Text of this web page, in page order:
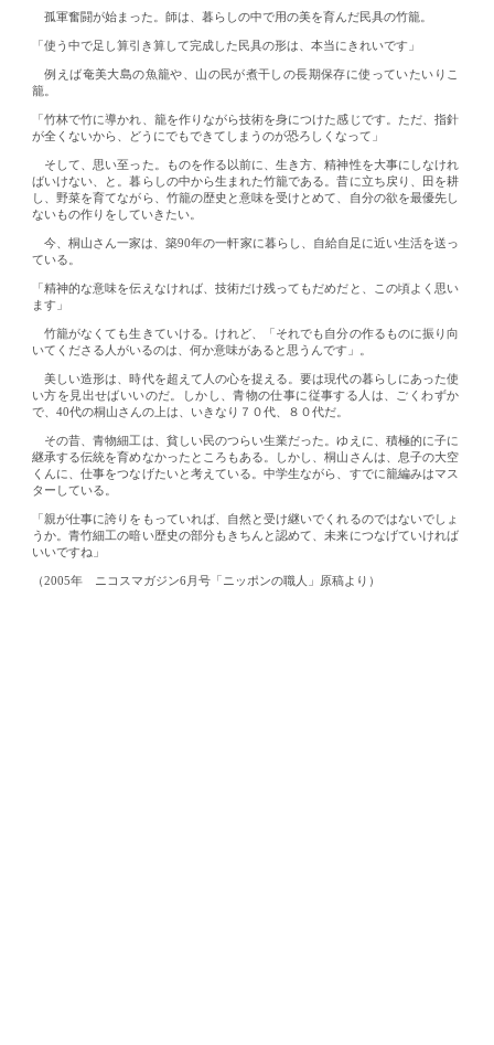
孤軍奮闘が始まった。師は、暮らしの中で用の美を育んだ民具の竹籠。
「使う中で足し算引き算して完成した民具の形は、本当にきれいです」
例えば奄美大島の魚籠や、山の民が煮干しの長期保存に使っていたいりこ
籠。
「竹林で竹に導かれ、籠を作りながら技術を身につけた感じです。ただ、指針
が全くないから、どうにでもできてしまうのが恐ろしくなって」
そして、思い至った。ものを作る以前に、生き方、精神性を大事にしなけれ
ばいけない、と。暮らしの中から生まれた竹籠である。昔に立ち戻り、田を耕
し、野菜を育てながら、竹籠の歴史と意味を受けとめて、自分の欲を最優先し
ないもの作りをしていきたい。
今、桐山さん一家は、築90年の一軒家に暮らし、自給自足に近い生活を送っ
ている。
「精神的な意味を伝えなければ、技術だけ残ってもだめだと、この頃よく思い
ます」
竹籠がなくても生きていける。けれど、「それでも自分の作るものに振り向
いてくださる人がいるのは、何か意味があると思うんです」。
美しい造形は、時代を超えて人の心を捉える。要は現代の暮らしにあった使
い方を見出せばいいのだ。しかし、青物の仕事に従事する人は、ごくわずか
で、40代の桐山さんの上は、いきなり７０代、８０代だ。
その昔、青物細工は、貧しい民のつらい生業だった。ゆえに、積極的に子に
継承する伝統を育めなかったところもある。しかし、桐山さんは、息子の大空
くんに、仕事をつなげたいと考えている。中学生ながら、すでに籠編みはマス
ターしている。
「親が仕事に誇りをもっていれば、自然と受け継いでくれるのではないでしょ
うか。青竹細工の暗い歴史の部分もきちんと認めて、未来につなげていければ
いいですね」
（2005年 ニコスマガジン6月号「ニッポンの職人」原稿より）